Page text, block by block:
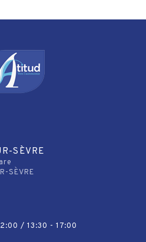
SÈVRE
SÈVRE
/ 13:30 - 17:00